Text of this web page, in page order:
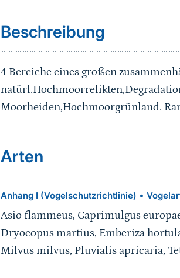
Beschreibung
4 Bereiche eines großen
Moorheiden,Hochmoorgrünland.
Arten
Anhang I (Vogelschutzrichtlinie) •
Asio flammeus, Caprimulgus
Dryocopus martius, Emberiza
Milvus milvus, Pluvialis apricaria,